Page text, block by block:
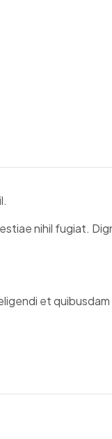
nihil fugiat.
et